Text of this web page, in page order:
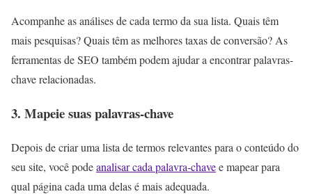
Acompanhe as análises de cada termo da sua lista. Quais têm
mais pesquisas? Quais têm as melhores taxas de conversão? As
ferramentas de SEO também podem ajudar a encontrar palavras-
chave relacionadas.
3. Mapeie suas palavras-chave
Depois de criar uma lista de termos relevantes para o conteúdo do
seu site, você podeanalisar cada palavra-chavee mapear para
qual página cada uma delas é mais adequada.